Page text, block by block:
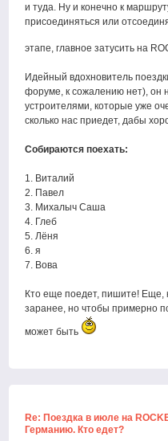
и туда. Ну и конечно к
присоединяться или
этапе, главное затусить на
Идейный вдохновитель
форуме, к сожалению нет), он
устроителями, которые уже
сколько нас приедет, дабы
Собираются поехать:
1. Виталий
2. Павел
3. Михалыч Саша
4. Глеб
5. Лёня
6. я
7. Вова
Кто еще поедет, пишите! Еще,
заранее, но чтобы примерно
может быть
Re: Поездка в июле на
Германию. Кто едет?